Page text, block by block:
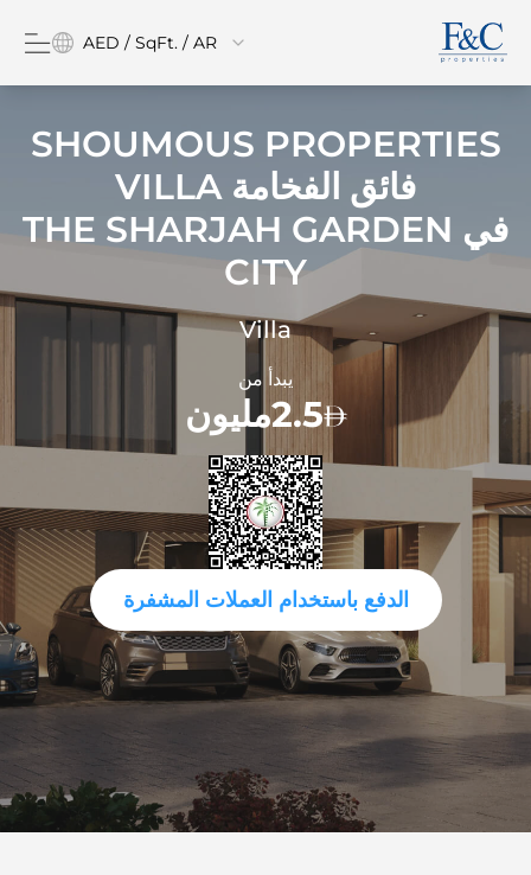
AED / SqFt. / AR
SHOUMOUS PROPERTIES
فائق الفخامة VILLA
في THE SHARJAH GARDEN
CITY
Villa
يبدأ من
2.5مليون
الدفع باستخدام العملات المشفرة